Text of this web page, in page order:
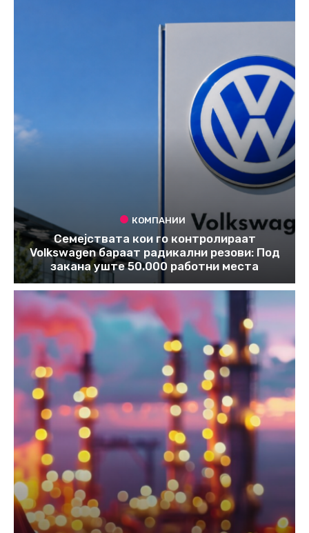
КОМПАНИИ
Семејствата кои го контролираат
Volkswagen бараат радикални резови: Под
закана уште 50.000 работни места